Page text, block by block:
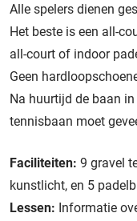
Alle spelers dienen
Het beste is een all-
all-court of indoor
Geen
Na huurtijd de baan
tennisbaan moet
Faciliteiten: 9 gravel
kunstlicht, en 5
Lessen: Informatie